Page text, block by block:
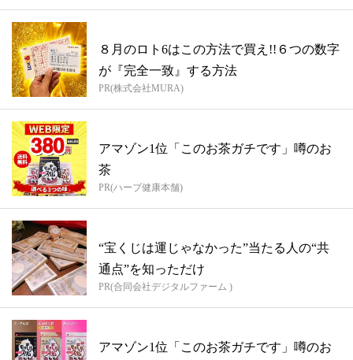
８月のロト6はこの方法で買え!!６つの数字
が『完全一致』する方法
PR(株式会社MURA)
アマゾン1位「このお茶ガチです」噂のお
茶
PR(ハーブ健康本舗)
“宝くじは運じゃなかった”当たる人の“共
通点”を知っただけ
PR(合同会社デジタルファーム )
アマゾン1位「このお茶ガチです」噂のお